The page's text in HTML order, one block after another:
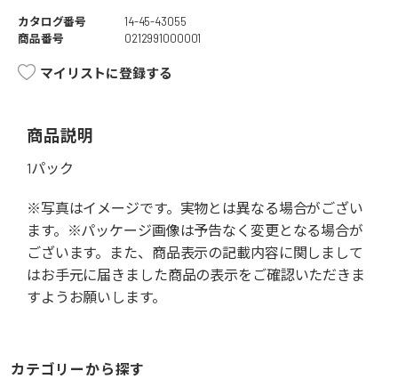
カタログ番号
14-45-43055
商品番号
0212991000001
マイリストに登録する
商品説明
1パック
※写真はイメージです。実物とは異なる場合がござい
ます。※パッケージ画像は予告なく変更となる場合が
ございます。また、商品表示の記載内容に関しまして
はお手元に届きました商品の表示をご確認いただきま
すようお願いします。
カテゴリーから探す